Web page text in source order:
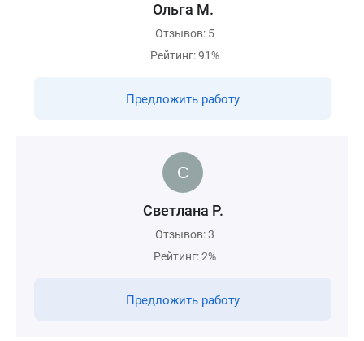
Ольга М.
Отзывов: 5
Рейтинг: 91%
Предложить работу
Светлана Р.
Отзывов: 3
Рейтинг: 2%
Предложить работу